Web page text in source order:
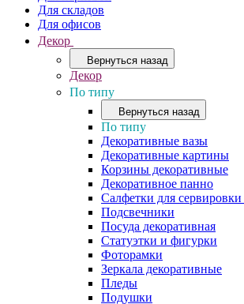
Для складов
Для офисов
Декор
Вернуться назад
Декор
По типу
Вернуться назад
По типу
Декоративные вазы
Декоративные картины
Корзины декоративные
Декоративное панно
Салфетки для
Подсвечники
Посуда декоративная
Статуэтки и фигурки
Фоторамки
Зеркала декоративные
Пледы
Подушки